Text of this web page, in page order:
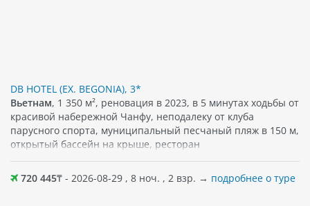
DB HOTEL (EX. BEGONIA), 3*
Вьетнам, 1 350 м², реновация в 2023, в 5 минутах ходьбы от
красивой набережной Чанфу, неподалеку от клуба
парусного спорта, муниципальный песчаный пляж в 150 м,
открытый бассейн на крыше, ресторан
720 445₸ - 2026-08-29 , 8 ноч. , 2 взр. → подробнее о туре